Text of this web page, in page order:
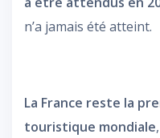
n’a jamais été atteint.
La France reste la
touristique mondiale